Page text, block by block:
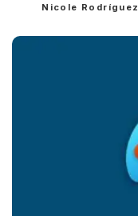
Posted
Nicole Rodríguez